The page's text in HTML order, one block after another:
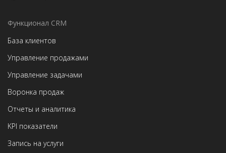
Функционал CRM
База клиентов
Управление продажами
Управление задачами
Воронка продаж
Отчеты и аналитика
KPI показатели
Запись на услуги